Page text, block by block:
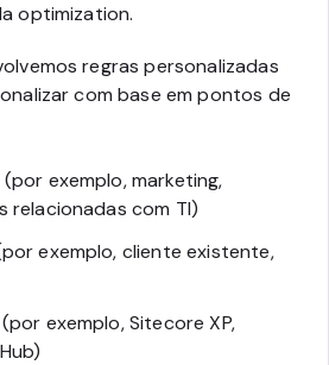
optimization.
regras personalizadas
com base em pontos de
exemplo, marketing,
relacionadas com TI)
exemplo, cliente existente,
exemplo, Sitecore XP,